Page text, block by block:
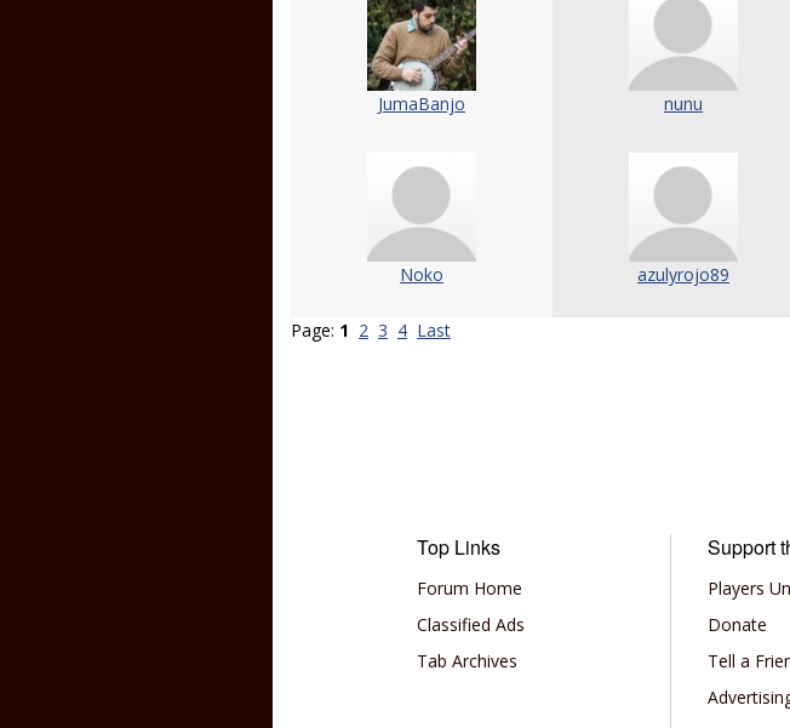
JumaBanjo nunu
Noko azulyrojo89
Page: 1 2 3 4 Last
Top Links
Forum Home
Classified Ads
Tab Archives
Support
Players
Donate
Tell a